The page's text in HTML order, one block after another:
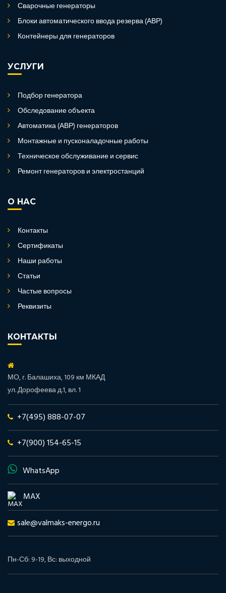
Сварочные генераторы
Блоки автоматического ввода резерва (АВР)
Контейнеры для генераторов
УСЛУГИ
Подбор генератора
Обследование объекта
Автоматика (АВР) генераторов
Монтажные и пусконаладочные работы
Техническое обслуживание и сервис
Ремонт генераторов и электростанций
О НАС
Контакты
Сертификаты
Наши работы
Статьи
Частые вопросы
Реквизиты
КОНТАКТЫ
МО, г. Балашиха, 109 км МКАД
ул. Дорофеева д.1, вл. 1
+7(495) 888-07-07
+7(900) 154-65-15
WhatsApp
MAX
sale@valmaks-energo.ru
Пн-Сб: 9-19, Вс: выходной